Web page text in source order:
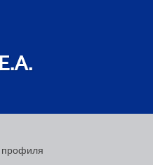
профиля